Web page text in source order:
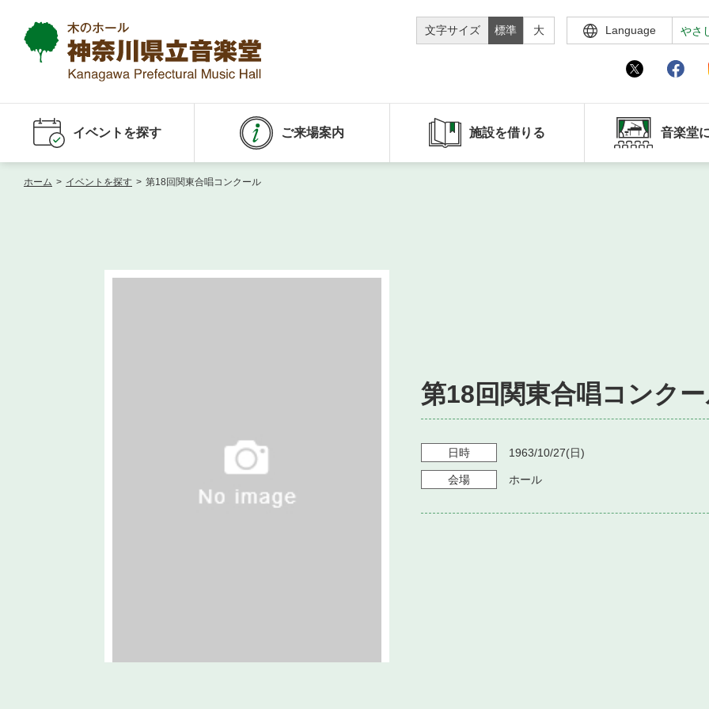
文字サイズ 標準 大 Language やさ
イベントを探す ご来場案内 施設を借りる 音楽堂
ホーム > イベントを探す > 第18回関東合唱コンクール
第18回関東合唱コンク
日時 1963/10/27(日)
会場 ホール